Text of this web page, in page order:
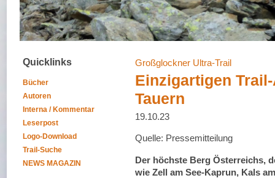
Quicklinks
Bücher
Autoren
Interna / Kommentar
Leserpost
Logo-Download
Trail-Suche
NEWS MAGAZIN
Großglockner Ultra-Trail
Einzigartigen
Tauern
19.10.23
Quelle: Pressemitteilung
Der höchste Berg Österreichs,
wie Zell am See-Kaprun, Kals